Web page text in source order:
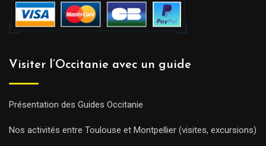
Visiter l’Occitanie avec un guide
Présentation des Guides Occitanie
Nos activités entre Toulouse et Montpellier (visites, excursions)